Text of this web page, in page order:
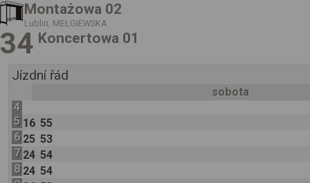
Montażowa 02
Lublin, MEŁGIEWSKA
34 Koncertowa 01
Jízdní řád
sobota
4
5 16 55
6 25 53
7 24 54
8 24 54